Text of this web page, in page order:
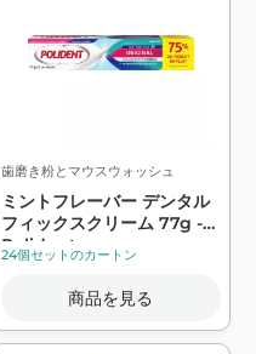
歯磨き粉とマウスウォッシュ
ミントフレーバー デンタル
フィックスクリーム 77g -
Polident
24個セットのカートン
商品を見る